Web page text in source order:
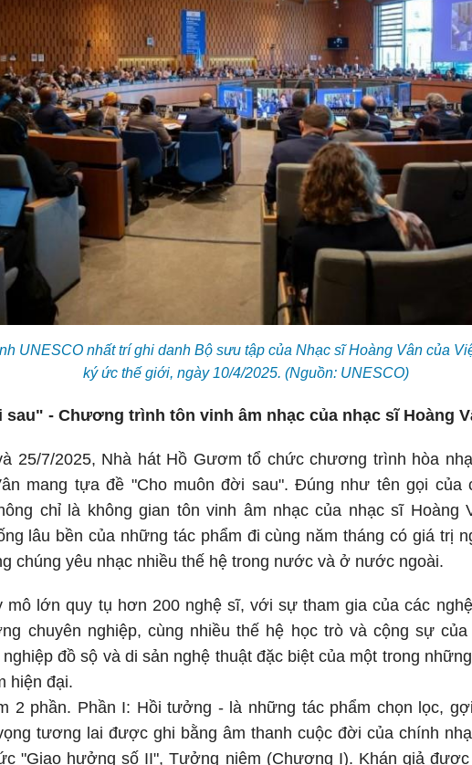
UNESCO nhất trí ghi danh Bộ sưu tập của Nhạc sĩ Hoàng Vân của
ký ức thế giới, ngày 10/4/2025. (Nguồn: UNESCO)
- Chương trình tôn vinh âm nhạc của nhạc sĩ Hoàng
25/7/2025, Nhà hát Hồ Gươm tổ chức chương trình hòa
mang tựa đề "Cho muôn đời sau". Đúng như tên gọi của
chỉ là không gian tôn vinh âm nhạc của nhạc sĩ Hoàng
lâu bền của những tác phẩm đi cùng năm tháng có giá trị
chúng yêu nhạc nhiều thế hệ trong nước và ở nước ngoài.
mô lớn quy tụ hơn 200 nghệ sĩ, với sự tham gia của các
chuyên nghiệp, cùng nhiều thế hệ học trò và cộng sự
đồ sộ và di sản nghệ thuật đặc biệt của một trong
hiện đại.
2 phần. Phần I: Hồi tưởng - là những tác phẩm chọn lọc,
tương lai được ghi bằng âm thanh cuộc đời của chính
"Giao hưởng số II", Tưởng niệm (Chương I). Khán giả